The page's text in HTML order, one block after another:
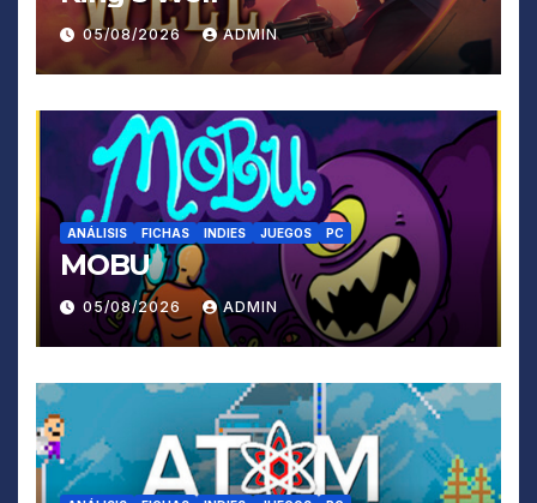
05/08/2026 ADMIN
ANÁLISIS FICHAS INDIES JUEGOS PC
MOBU
05/08/2026 ADMIN